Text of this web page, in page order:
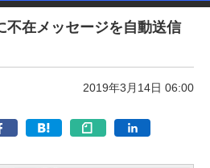
在メッセージを自動送信
2019年3月14日 06:00